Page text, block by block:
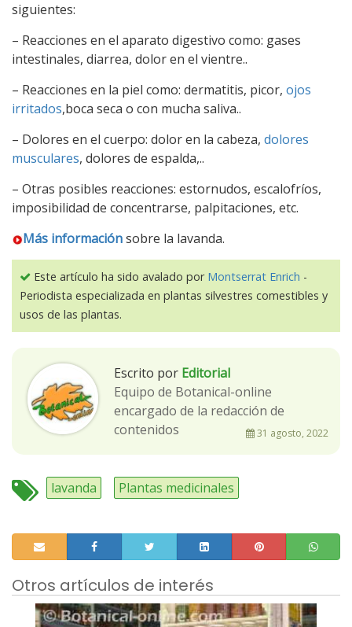
siguientes:
– Reacciones en el aparato digestivo como: gases
intestinales, diarrea, dolor en el vientre..
– Reacciones en la piel como: dermatitis, picor, ojos
irritados,boca seca o con mucha saliva..
– Dolores en el cuerpo: dolor en la cabeza, dolores
musculares, dolores de espalda,..
– Otras posibles reacciones: estornudos, escalofríos,
imposibilidad de concentrarse, palpitaciones, etc.
Más informaciónsobre la lavanda.
Este artículo ha sido avalado por Montserrat Enrich -
Periodista especializada en plantas silvestres comestibles y
usos de las plantas.
Escrito por Editorial
Equipo de Botanical-online
encargado de la redacción de
contenidos
31 agosto, 2022
lavanda Plantas medicinales
Otros artículos de interés